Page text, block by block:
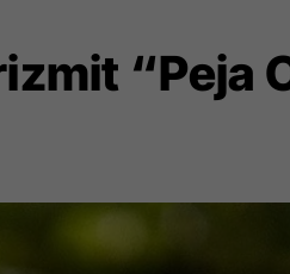
“Peja